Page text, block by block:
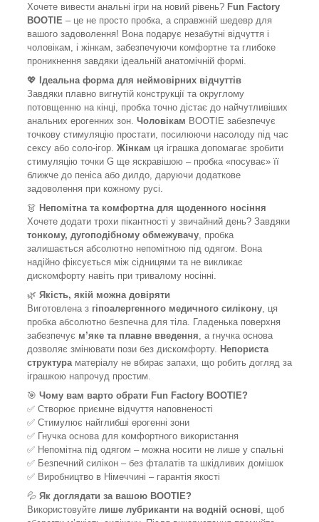
Хочете вивести анальні ігри на новий рівень? Fun Factory
BOOTIE – це не просто пробка, а справжній шедевр для
вашого задоволення! Вона подарує незабутні відчуття і
чоловікам, і жінкам, забезпечуючи комфортне та глибоке
проникнення завдяки ідеальній анатомічній формі.
💖 Ідеальна форма для неймовірних відчуттів
Завдяки плавно вигнутій конструкції та округлому
потовщенню на кінці, пробка точно дістає до найчутливіших
анальних ерогенних зон. Чоловікам BOOTIE забезпечує
точкову стимуляцію простати, посилюючи насолоду під час
сексу або соло-ігор. Жінкам ця іграшка допомагає зробити
стимуляцію точки G ще яскравішою – пробка «посуває» її
ближче до пеніса або дилдо, даруючи додаткове
задоволення при кожному русі.
👗 Непомітна та комфортна для щоденного носіння
Хочете додати трохи пікантності у звичайний день? Завдяки
тонкому, дугоподібному обмежувачу , пробка
залишається абсолютно непомітною під одягом. Вона
надійно фіксується між сідницями та не викликає
дискомфорту навіть при тривалому носінні.
🌿 Якість, якій можна довіряти
Виготовлена з гіпоалергенного медичного силікону , ця
пробка абсолютно безпечна для тіла. Гладенька поверхня
забезпечує м’яке та плавне введення , а гнучка основа
дозволяє змінювати пози без дискомфорту. Непориста
структура матеріалу не вбирає запахи, що робить догляд за
іграшкою напрочуд простим.
🎯 Чому вам варто обрати Fun Factory BOOTIE?
✅ Створює приємне відчуття наповненості
✅ Стимулює найглибші ерогенні зони
✅ Гнучка основа для комфортного використання
✅ Непомітна під одягом – можна носити не лише у спальні
✅ Безпечний силікон – без фталатів та шкідливих домішок
✅ Виробництво в Німеччині – гарантія якості
💦 Як доглядати за вашою BOOTIE?
Використовуйте лише лубриканти на водній основі , щоб